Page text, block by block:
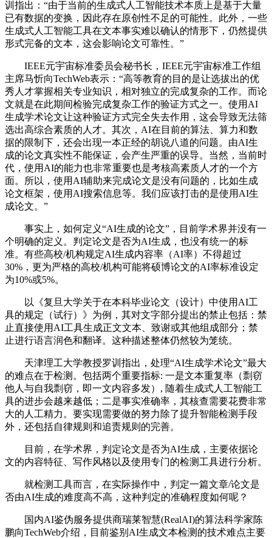
训指出：“由于当前的生成式人工智能技术本质上是基于大量
已有数据的变换，因此存在原创性不足的可能性。此外，一些
生成式人工智能工具在文本事实难以确认的情形下，仍然提供
形式完备的文本，这会影响论文可靠性。”
IEEE元宇宙标准委员会秘书长，IEEE元宇宙标准工作组
主席马忻向TechWeb表示：“高等教育的目的是让选拔出的优
秀人才掌握相关专业知识，相对独立的完成复杂的工作。而论
文就是在此期间检验完成复杂工作的验证方式之一。使用AI
生成学术论文让这种验证方式完全失去作用，这会导致无法筛
选出高综合素质的人才。其次，AI在目前的算法、算力和数
据的限制下，还会出现一本正经的胡说八道的问题。由AI生
成的论文真实性不能保证，会产生严重的误导。当然，当前时
代，使用AI的能力也非常重要也是考核高素质人才的一个方
面。所以，使用AI辅助来完成论文是没有问题的，比如生成
论文框架，使用AI搜索信息等。我们应该打击的是使用AI生
成论文。”
事实上，如何定义“AI生成的论文”，目前学术界并没有一
个明确的定义。判定论文是否为AI生成，也没有统一的标
准。有些高校/机构规定AI生成内容率（AI率）不得超过
30%，更为严格的高校/机构可能将硕博论文的AI率标准设定
为10%或5%。
以《复旦大学关于在本科毕业论文（设计）中使用AI工
具的规定（试行）》为例，其对文字部分提出的禁止包括：禁
止直接使用AI工具生成正文文本、致谢或其他组成部分；禁
止进行语言润色和翻译。这种描述整体仍然较为笼统。
天津理工大学教授罗训指出，处理“AI生成学术论文”最大
的难点在于检测。包括两个重要指标: 一是文本重复率（剽窃
他人与自我剽窃，即一文内容多发）, 随着生成式人工智能工
具的进步会越来越低；二是事实准确率，其核查需要花费非常
大的人工精力。要实现需要做的努力除了提升智能检测手段
外，还包括自律规则和追责规则的完善。
目前，在学术界，判定论文是否为AI生成，主要依据论
文的内容特征、写作风格以及使用专门的检测工具进行分析。
就检测工具而言，在实际操作中，判定一篇文章/论文是
否由AI生成的难度高不高，这种判定的准确程度如何呢？
国内AI鉴伪服务提供商瑞莱智慧(RealAI)的算法科学家陈
鹏向TechWeb介绍，目前鉴别AI生成文本检测的技术难点主要